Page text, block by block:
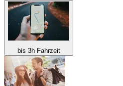
bis 3h Fahrzeit